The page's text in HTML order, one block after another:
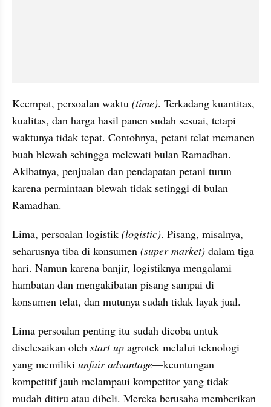
Keempat, persoalan waktu (time). Terkadang kuantitas,
kualitas, dan harga hasil panen sudah sesuai, tetapi
waktunya tidak tepat. Contohnya, petani telat memanen
buah blewah sehingga melewati bulan Ramadhan.
Akibatnya, penjualan dan pendapatan petani turun
karena permintaan blewah tidak setinggi di bulan
Ramadhan.
Lima, persoalan logistik (logistic). Pisang, misalnya,
seharusnya tiba di konsumen (super market) dalam tiga
hari. Namun karena banjir, logistiknya mengalami
hambatan dan mengakibatan pisang sampai di
konsumen telat, dan mutunya sudah tidak layak jual.
Lima persoalan penting itu sudah dicoba untuk
diselesaikan oleh start up agrotek melalui teknologi
yang memiliki unfair advantage—keuntungan
kompetitif jauh melampaui kompetitor yang tidak
mudah ditiru atau dibeli. Mereka berusaha memberikan